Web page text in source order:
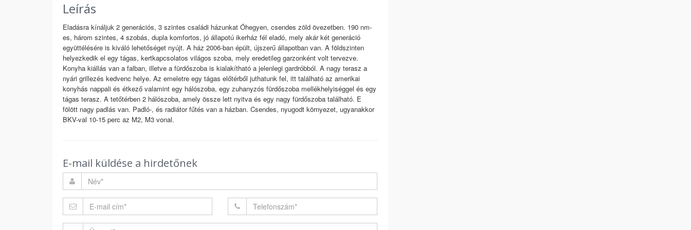
Leírás
Eladásra kínáljuk 2 generációs, 3 szintes családi házunkat Óhegyen, csendes zöld övezetben. 190 nm-
es, három szintes, 4 szobás, dupla komfortos, jó állapotú ikerház fél eladó, mely akár két generáció
együttélésére is kiváló lehetőséget nyújt. A ház 2006-ban épült, újszerű állapotban van. A földszinten
helyezkedik el egy tágas, kertkapcsolatos világos szoba, mely eredetileg garzonként volt tervezve.
Konyha kiállás van a falban, illetve a fürdőszoba is kialakítható a jelenlegi gardróbból. A nagy terasz a
nyári grillezés kedvenc helye. Az emeletre egy tágas előtérből juthatunk fel, itt található az amerikai
konyhás nappali és étkező valamint egy hálószoba, egy zuhanyzós fürdőszoba mellékhelyiséggel és egy
tágas terasz. A tetőtérben 2 hálószoba, amely össze lett nyitva és egy nagy fürdőszoba található. E
fölött nagy padlás van. Padló-, és radiátor fűtés van a házban. Csendes, nyugodt környezet, ugyanakkor
BKV-val 10-15 perc az M2, M3 vonal.
E-mail küldése a hirdetőnek